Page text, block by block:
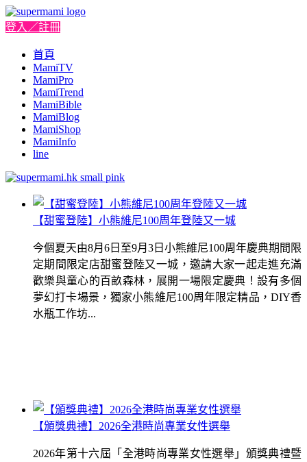
登入／註冊
首頁
MamiTV
MamiPro
MamiTrend
MamiBible
MamiBlog
MamiShop
MamiInfo
line
【甜蜜登陸】小熊維尼100周年登陸又一城
今個夏天由8月6日至9月3日小熊維尼100周年慶典期間限
定期間限定店甜蜜登陸又一城，邀請大家一起走進充滿
歡樂與童心的百畝森林，展開一場限定慶典！設有多個
夢幻打卡場景，獨家小熊維尼100周年限定精品，DIY香
水瓶工作坊...
【頒獎典禮】2026全港時尚專業女性選舉
2026年第十六屆「全港時尚專業女性選舉」頒獎典禮暨